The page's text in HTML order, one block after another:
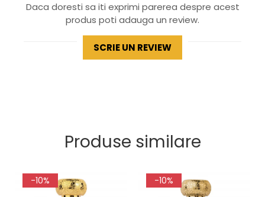
Daca doresti sa iti exprimi parerea despre acest
produs poti adauga un review.
SCRIE UN REVIEW
Produse similare
-10% -10%